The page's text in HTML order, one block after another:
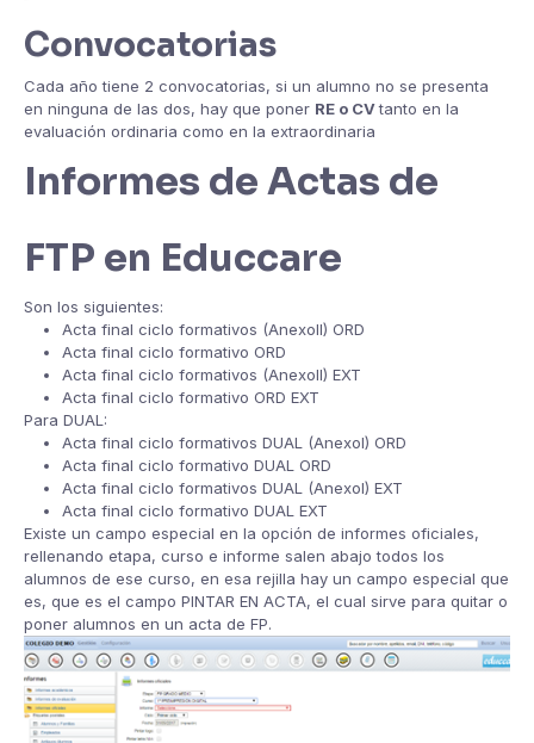
Convocatorias
Cada año tiene 2 convocatorias, si un alumno no se presenta
en ninguna de las dos, hay que poner RE o CVtanto en la
evaluación ordinaria como en la extraordinaria
Informes de Actas de
FTP en Educcare
Son los siguientes:
Acta final ciclo formativos (AnexoII) ORD
Acta final ciclo formativo ORD
Acta final ciclo formativos (AnexoII) EXT
Acta final ciclo formativo ORD EXT
Para DUAL:
Acta final ciclo formativos DUAL (AnexoI) ORD
Acta final ciclo formativo DUAL ORD
Acta final ciclo formativos DUAL (AnexoI) EXT
Acta final ciclo formativo DUAL EXT
Existe un campo especial en la opción de informes oficiales,
rellenando etapa, curso e informe salen abajo todos los
alumnos de ese curso, en esa rejilla hay un campo especial que
es, que es el campo PINTAR EN ACTA, el cual sirve para quitar o
poner alumnos en un acta de FP.